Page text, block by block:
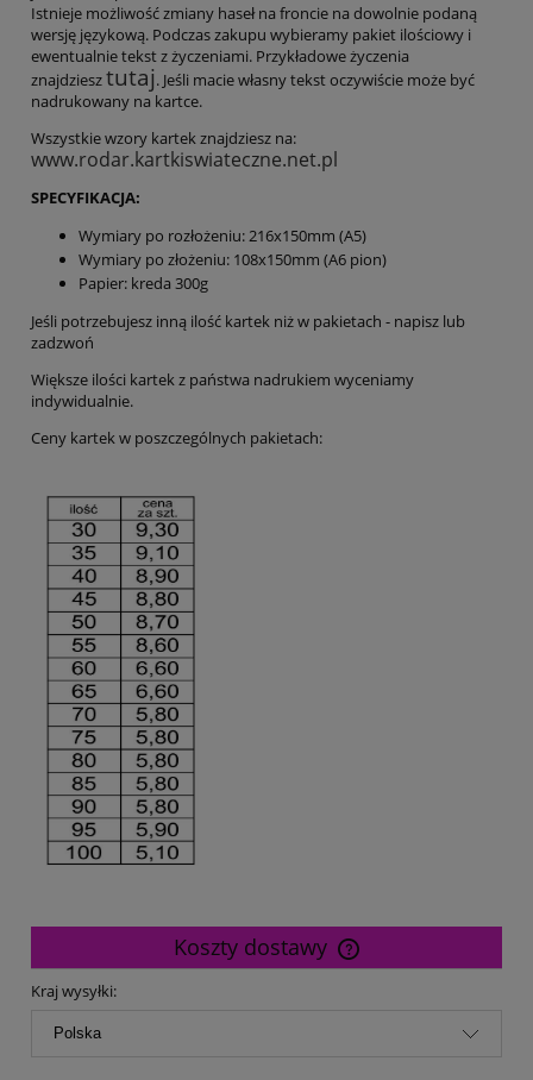
Istnieje możliwość zmiany haseł na froncie na dowolnie podaną
wersję językową. Podczas zakupu wybieramy pakiet ilościowy i
ewentualnie tekst z życzeniami. Przykładowe życzenia
znajdziesztutaj. Jeśli macie własny tekst oczywiście może być
nadrukowany na kartce.
Wszystkie wzory kartek znajdziesz na:
www.rodar.kartkiswiateczne.net.pl
SPECYFIKACJA:
Wymiary po rozłożeniu: 216x150mm (A5)
Wymiary po złożeniu: 108x150mm (A6 pion)
Papier: kreda 300g
Jeśli potrzebujesz inną ilość kartek niż w pakietach - napisz lub
zadzwoń
Większe ilości kartek z państwa nadrukiem wyceniamy
indywidualnie.
Ceny kartek w poszczególnych pakietach:
Koszty dostawy
Cena nie zawiera ewentualnych kosztów płatności
Kraj wysyłki: